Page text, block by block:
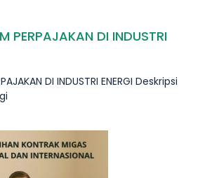
PERPAJAKAN DI INDUSTRI
DI INDUSTRI ENERGI Deskripsi